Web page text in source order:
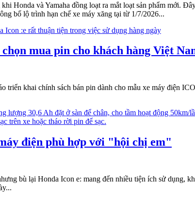
Honda và Yamaha đồng loạt ra mắt loạt sản phẩm mới.
bố lộ trình hạn chế xe máy xăng tại từ 1/7/2026...
mua pin cho khách hàng Việt
triển khai chính sách bán pin dành cho mẫu xe máy điện
điện phù hợp với "hội chị em"
bù lại Honda Icon e: mang đến nhiều tiện ích sử dụng,